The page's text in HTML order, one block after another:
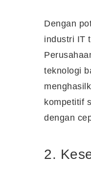
Dengan
industri IT
teknologi
kompetitif
dengan
2.